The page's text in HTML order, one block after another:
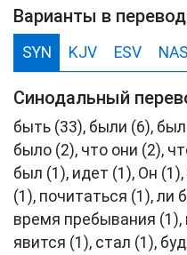
Варианты в
SYN KJV ESV
Синодальный
быть (33), были (6),
было (2), что они (2),
был (1), идет (1), Он
(1), почитаться (1), ли
время пребывания (1),
явится (1), стал (1),